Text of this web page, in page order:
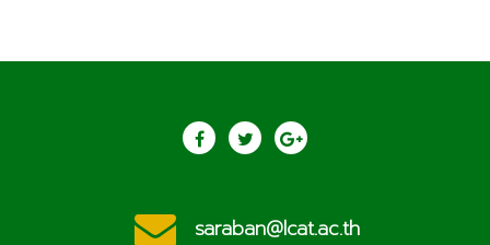
saraban@lcat.ac.th